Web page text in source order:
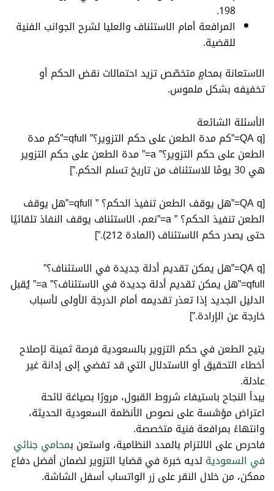
198.
المرافعة أمام الاستئناف والعليا لشرح الجوانب الفنية
للقضية.
الاستعانة بمحامٍ متخصّص تزيد احتمالات نقض الحكم أو
تخفيفه بشكل ملموس.
الأسئلة الشائعة
[QA q=”كم مدة الطعن على حكم التزوير؟” qfull=”كم مدة
الطعن على حكم التزوير؟” a=” مدة الطعن على حكم التزوير
هي 30 يومًا للاستئناف من تاريخ تسلم الحكم.”]
[QA q=”هل يوقف الطعن تنفيذ الحكم؟ ” qfull=”هل يوقف
الطعن تنفيذ الحكم؟ ” a=”نعم، الاستئناف يوقف النفاذ تلقائيًا
حتى يصدر حكم الاستئناف (المادة 212).”]
[QA q=”هل يمكن تقديم أدلة جديدة في الاستئناف؟”
qfull=”هل يمكن تقديم أدلة جديدة في الاستئناف؟” a=” يُقبل
الدليل الجديد إذا تعذر تقديمه أمام الدرجة الأولى لأسباب
خارجة عن الإرادة.”]
يتيح الطعن في حكم التزوير بالسعودية فرصة ثمينة لإصلاح
أخطاء التحقيق أو الاستدلال التي قد تفضي إلى إدانة غير
عادلة.
يبدأ النجاح باستيفاء شروط القبول، مرورًا بصياغة لائحة
اعتراض مؤسَّسة على نصوص الأنظمة السعودية الحديثة،
وانتهاءً بمرافعة فنية متخصصة.
فاحرص على الالتزام بالمدد النظامية، واستعن بمحامي جنائي
في السعودية لديه خبرة في قضايا التزوير لضمان أفضل دفاع
ممكن، من خلال النقر على زر الواتساب أسفل الشاشة.